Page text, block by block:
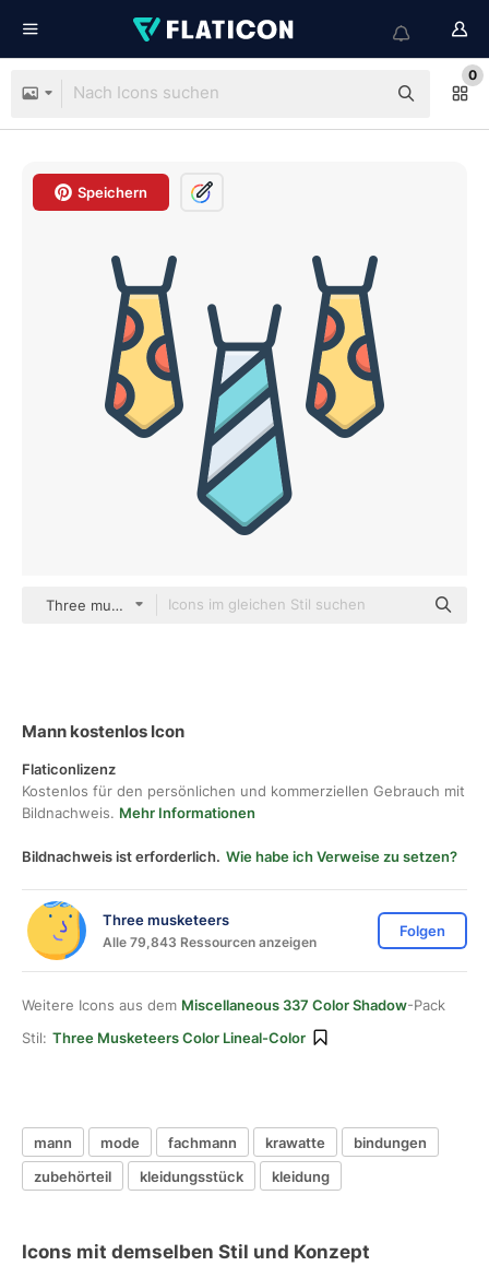
0
Speichern
Three musketeers color lineal-color
Mann kostenlos Icon
Flaticonlizenz
Kostenlos für den persönlichen und kommerziellen Gebrauch mit
Bildnachweis. Mehr Informationen
Bildnachweis ist erforderlich. Wie habe ich Verweise zu setzen?
Three musketeers
Alle 79,843 Ressourcen anzeigen
Folgen
Weitere Icons aus dem Miscellaneous 337 Color Shadow-Pack
Stil: Three Musketeers Color Lineal-Color
mann mode fachmann krawatte
bindungen
zubehörteil
kleidungsstück kleidung
Icons mit demselben Stil und Konzept